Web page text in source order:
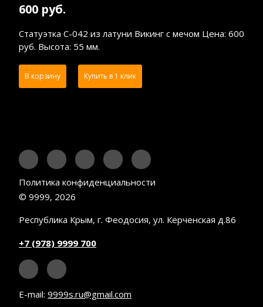
600 руб.
Статуэтка С-042 из латуни Викинг с мечом Цена: 600
руб. Высота: 55 мм.
В корзину Купить в 1 клик
Политика конфиденциальности
© 9999, 2026
Республика Крым, г. Феодосия, ул. Керченская д.86
+7 (978) 9999 700
E-mail: 9999s.ru@gmail.com